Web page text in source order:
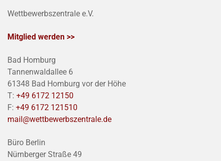
Wettbewerbszentrale e.V.
Mitglied werden >>
Bad Homburg
Tannenwaldallee 6
61348 Bad Homburg vor der Höhe
T: +49 6172 12150
F: +49 6172 121510
mail@wettbewerbszentrale.de
Büro Berlin
Nürnberger Straße 49